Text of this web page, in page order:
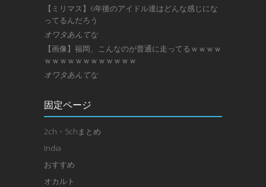
【ミリマス】6年後のアイドル達はどんな感じにな
ってるんだろう
オワタあんてな
【画像】福岡、こんなのが普通に走ってるｗｗｗｗ
ｗｗｗｗｗｗｗｗｗｗｗｗ
オワタあんてな
固定ページ
2ch・5chまとめ
India
おすすめ
オカルト